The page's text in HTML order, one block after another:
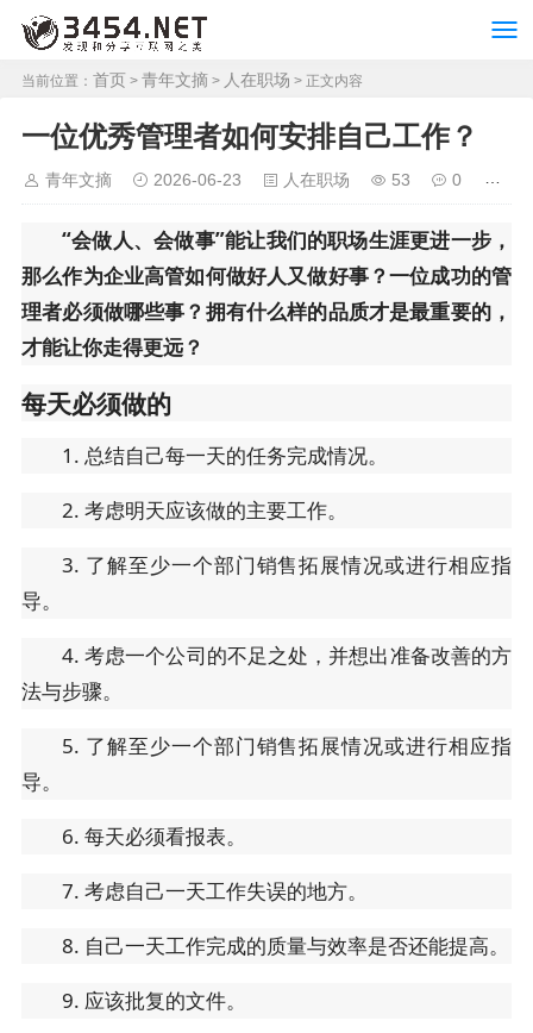
当前位置： 首页 > 青年文摘 > 人在职场 > 正文内容
一位优秀管理者如何安排自己工作？
青年文摘 2026-06-23 人在职场 53 0
“会做人、会做事”能让我们的职场生涯更进一步，
那么作为企业高管如何做好人又做好事？一位成功的管
理者必须做哪些事？拥有什么样的品质才是最重要的，
才能让你走得更远？
每天必须做的
1. 总结自己每一天的任务完成情况。
2. 考虑明天应该做的主要工作。
3. 了解至少一个部门销售拓展情况或进行相应指
导。
4. 考虑一个公司的不足之处，并想出准备改善的方
法与步骤。
5. 了解至少一个部门销售拓展情况或进行相应指
导。
6. 每天必须看报表。
7. 考虑自己一天工作失误的地方。
8. 自己一天工作完成的质量与效率是否还能提高。
9. 应该批复的文件。